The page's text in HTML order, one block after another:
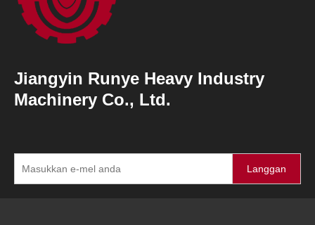
Jiangyin Runye Heavy Industry
Machinery Co., Ltd.
Langgan